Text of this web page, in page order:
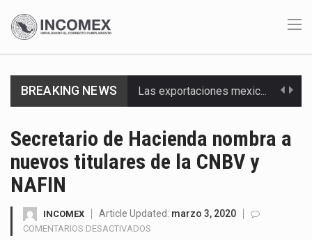
BREAKING NEWS Las exportaciones mexicanas de vehículos ligeros disminuyeron 9.67 % en julio a tasa anual, alcanzando…
La Coalition for a Prosperous America (CPA) solicitó al gobierno de Estados Unidos mantener e…
Ante la suspensión temporal de las inspecciones sanitarias del Departamento de Agricultura de Estados Unidos…
Secretario de Hacienda nombra a
nuevos titulares de la CNBV y
NAFIN
INCOMEX Article Updated: marzo 3, 2020
COMENTARIOS DESACTIVADOS